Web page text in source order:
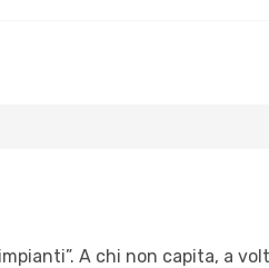
A chi non capita, a